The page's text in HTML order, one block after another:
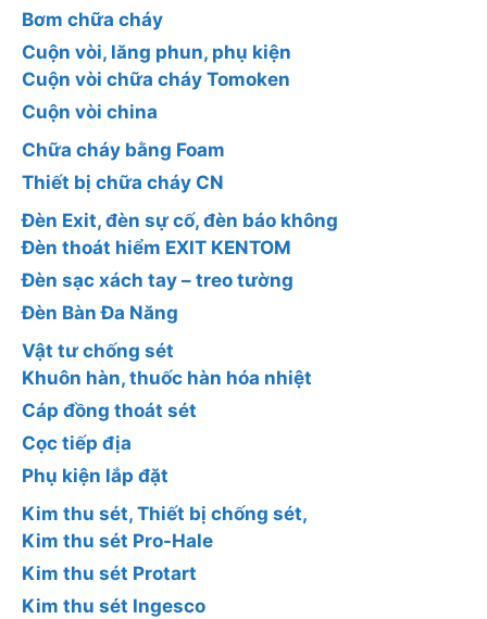
Bơm chữa cháy
Cuộn vòi, lăng phun, phụ kiện
Cuộn vòi chữa cháy Tomoken
Cuộn vòi china
Chữa cháy bằng Foam
Thiết bị chữa cháy CN
Đèn Exit, đèn sự cố, đèn báo không
Đèn thoát hiểm EXIT KENTOM
Đèn sạc xách tay – treo tường
Đèn Bàn Đa Năng
Vật tư chống sét
Khuôn hàn, thuốc hàn hóa nhiệt
Cáp đồng thoát sét
Cọc tiếp địa
Phụ kiện lắp đặt
Kim thu sét, Thiết bị chống sét,
Kim thu sét Pro-Hale
Kim thu sét Protart
Kim thu sét Ingesco